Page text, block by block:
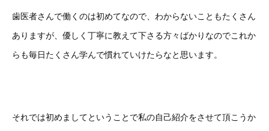
歯医者さんで働くのは初めてなので、わからないこともたくさん
ありますが、優しく丁寧に教えて下さる方々ばかりなのでこれか
らも毎日たくさん学んで慣れていけたらなと思います。
それでは初めましてということで私の自己紹介をさせて頂こうか